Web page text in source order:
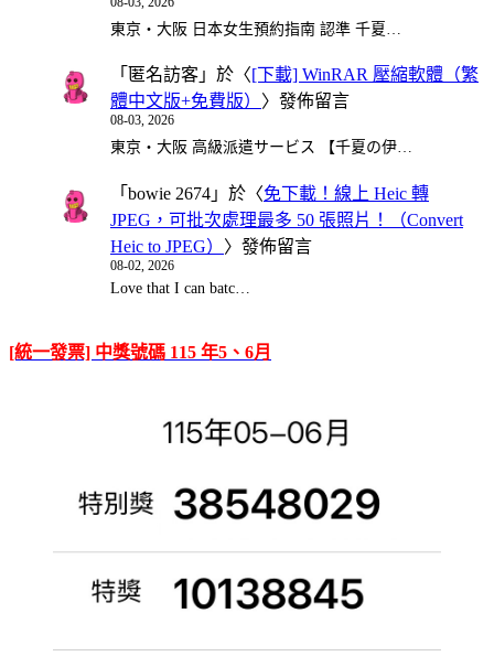
東京・大阪 日本女生預約指南 認準 千夏…
「 匿名訪客 」於〈[下載] WinRAR 壓縮軟體（繁
體中文版+免費版） 〉發佈留言
08-03, 2026
東京・大阪 高級派遣サービス 【千夏の伊…
「 bowie 2674 」於〈免下載！線上 Heic 轉
JPEG，可批次處理最多 50 張照片！（Convert
Heic to JPEG） 〉發佈留言
08-02, 2026
Love that I can batc…
[統一發票] 中獎號碼 115 年5、6月